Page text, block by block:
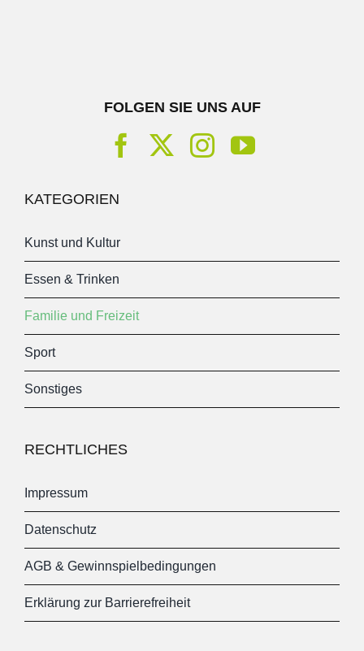
FOLGEN SIE UNS AUF
KATEGORIEN
Kunst und Kultur
Essen & Trinken
Familie und Freizeit
Sport
Sonstiges
RECHTLICHES
Impressum
Datenschutz
AGB & Gewinnspielbedingungen
Erklärung zur Barrierefreiheit